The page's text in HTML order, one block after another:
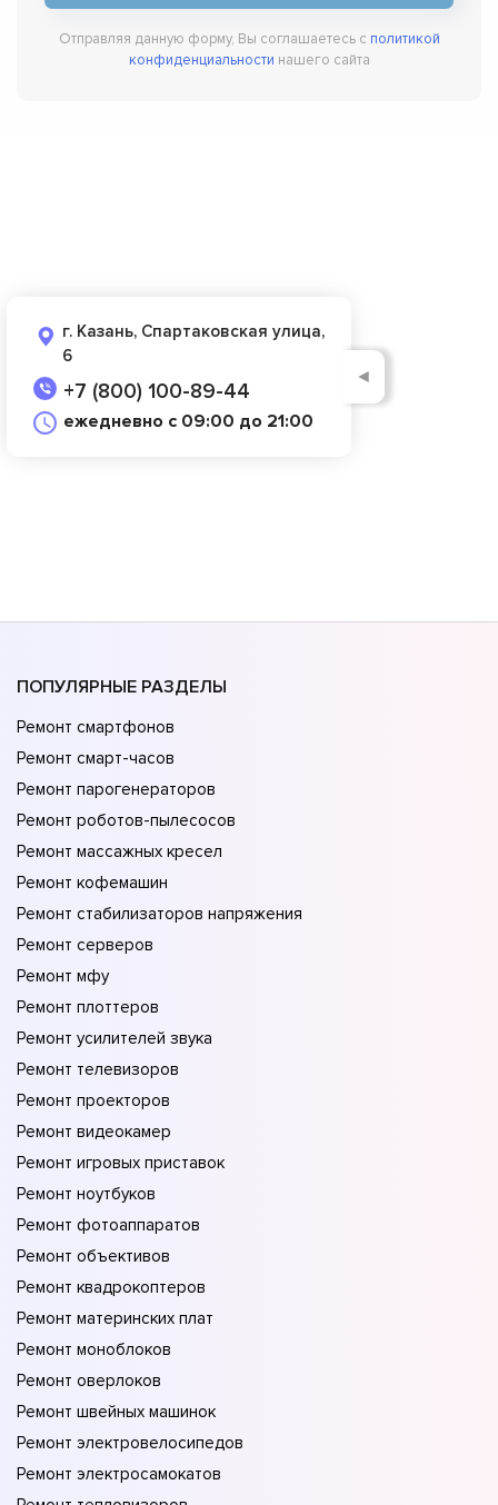
Отправляя данную форму, Вы соглашаетесь с политикой
конфиденциальности нашего сайта
г. Казань, Спартаковская улица,
6
+7 (800) 100-89-44
ежедневно с 09:00 до 21:00
◄
ПОПУЛЯРНЫЕ РАЗДЕЛЫ
Ремонт смартфонов
Ремонт смарт-часов
Ремонт парогенераторов
Ремонт роботов-пылесосов
Ремонт массажных кресел
Ремонт кофемашин
Ремонт стабилизаторов напряжения
Ремонт серверов
Ремонт мфу
Ремонт плоттеров
Ремонт усилителей звука
Ремонт телевизоров
Ремонт проекторов
Ремонт видеокамер
Ремонт игровых приставок
Ремонт ноутбуков
Ремонт фотоаппаратов
Ремонт объективов
Ремонт квадрокоптеров
Ремонт материнских плат
Ремонт моноблоков
Ремонт оверлоков
Ремонт швейных машинок
Ремонт электровелосипедов
Ремонт электросамокатов